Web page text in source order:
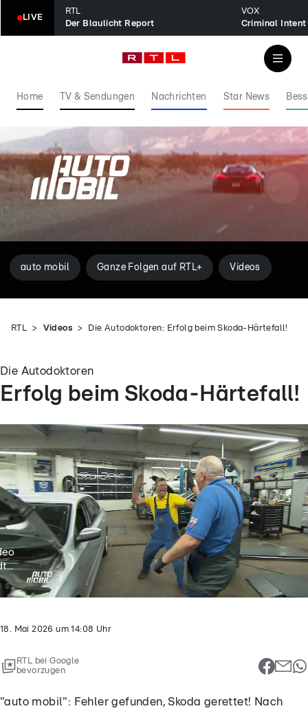
LIVE
RTL
Der Blaulicht Report
VOX
Home TV & Sendungen Nachrichten Star News
auto mobil Ganze Folgen auf RTL+ Videos
RTL Videos Die Autodoktoren: Erfolg beim Skoda-Härtefall!
Die Autodoktoren
Erfolg beim Skoda-Härtefall!
18. Mai 2026 um 14:08 Uhr
RTL bei Google
bevorzugen
"auto mobil": Fehler gefunden, Skoda gerettet! Nach